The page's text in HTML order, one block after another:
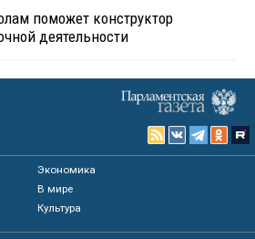
поможет конструктор
деятельности
Экономика
В мире
Культура